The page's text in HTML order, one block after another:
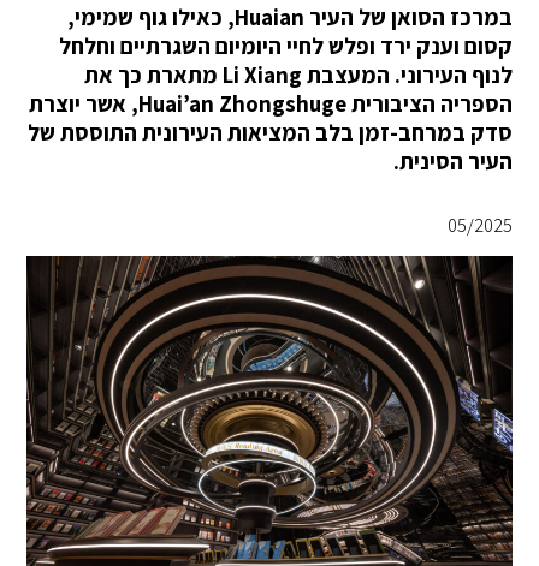
במרכז הסואן של העיר Huaian, כאילו גוף שמימי,
קסום וענק ירד ופלש לחיי היומיום השגרתיים וחלחל
לנוף העירוני. המעצבת Li Xiang מתארת כך את
הספריה הציבורית Huai’an Zhongshuge, אשר יוצרת
סדק במרחב-זמן בלב המציאות העירונית התוססת של
העיר הסינית.
05/2025